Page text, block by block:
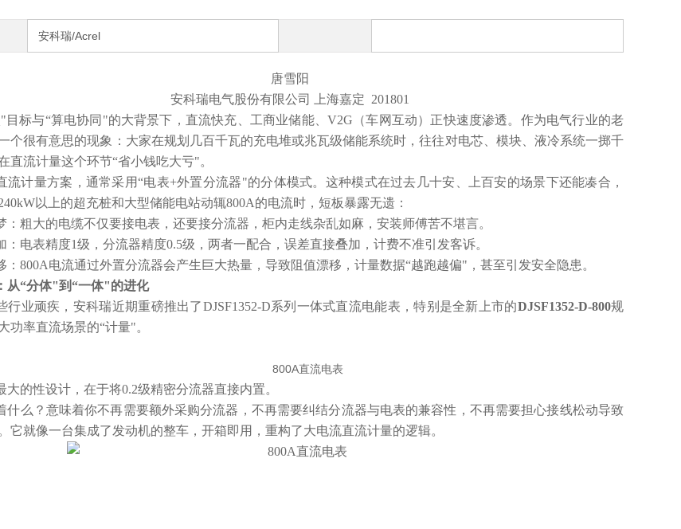
安科瑞/Acrel
唐雪阳
安科瑞电气股份有限公司 上海嘉定 201801
目标与“算电协同"的大背景下，直流快充、工商业储能、V2G（车网互动）正快速度渗透。作为电气行业的老
个很有意思的现象：大家在规划几百千瓦的充电堆或兆瓦级储能系统时，往往对电芯、模块、液冷系统一掷千
直流计量这个环节“省小钱吃大亏"。
流计量方案，通常采用“电表+外置分流器"的分体模式。这种模式在过去几十安、上百安的场景下还能凑合，
以上的超充桩和大型储能电站动辄800A的电流时，短板暴露无遗：
：粗大的电缆不仅要接电表，还要接分流器，柜内走线杂乱如麻，安装师傅苦不堪言。
：电表精度1级，分流器精度0.5级，两者一配合，误差直接叠加，计费不准引发客诉。
：800A电流通过外置分流器会产生巨大热量，导致阻值漂移，计量数据“越跑越偏"，甚至引发安全隐患。
从“分体"到“一体"的进化
行业顽疾，安科瑞近期重磅推出了DJSF1352-D系列一体式直流电能表，特别是全新上市的DJSF1352-D-800规
功率直流场景的“计量"。
大的性设计，在于将0.2级精密分流器直接内置。
什么？意味着你不再需要额外采购分流器，不再需要纠结分流器与电表的兼容性，不再需要担心接线松动导致
它就像一台集成了发动机的整车，开箱即用，重构了大电流直流计量的逻辑。